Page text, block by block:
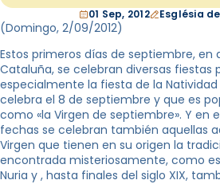
01 Sep, 2012 Església
(Domingo, 2/09/2012)
Estos primeros días de septiembre, en
Cataluña, se celebran diversas fiestas
especialmente la fiesta de la Natividad
celebra el 8 de septiembre y que es
como «la Virgen de septiembre». Y en
fechas se celebran también aquellas
Virgen que tienen en su origen la
encontrada misteriosamente, como
Nuria y , hasta finales del siglo XIX,